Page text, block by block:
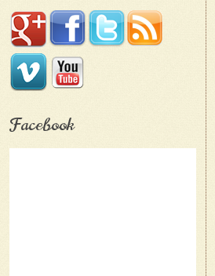
Facebook